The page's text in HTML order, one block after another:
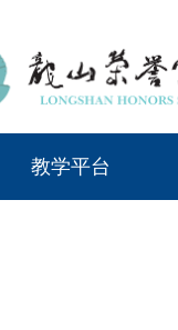
教学平台